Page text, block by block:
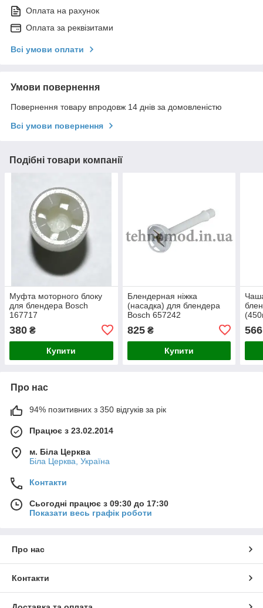
Оплата на рахунок
Оплата за реквізитами
Всі умови оплати
Умови повернення
Повернення товару впродовж 14 днів за домовленістю
Всі умови повернення
Подібні товари компанії
Муфта моторного блоку
для блендера Bosch
167717
380 ₴
Купити
Блендерная ніжка
(насадка) для блендера
Bosch 657242
825₴
Купити
566
Про нас
94% позитивних з 350 відгуків за рік
Працює з 23.02.2014
м. Біла Церква
Біла Церква, Україна
Контакти
Сьогодні працює з 09:30 до 17:30
Показати весь графік роботи
Про нас
Контакти